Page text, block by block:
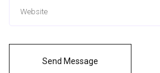
Send Message